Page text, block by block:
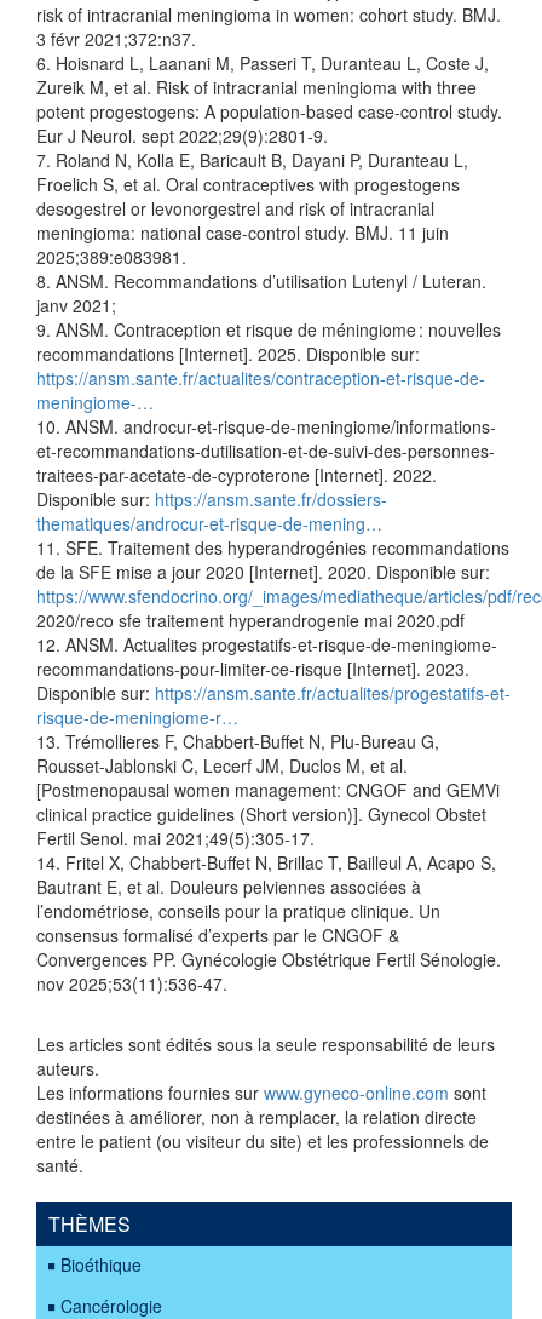
risk of intracranial meningioma in women: cohort study. BMJ.
3 févr 2021;372:n37.
6. Hoisnard L, Laanani M, Passeri T, Duranteau L, Coste J,
Zureik M, et al. Risk of intracranial meningioma with three
potent progestogens: A population-based case-control study.
Eur J Neurol. sept 2022;29(9):2801‑9.
7. Roland N, Kolla E, Baricault B, Dayani P, Duranteau L,
Froelich S, et al. Oral contraceptives with progestogens
desogestrel or levonorgestrel and risk of intracranial
meningioma: national case-control study. BMJ. 11 juin
2025;389:e083981.
8. ANSM. Recommandations d’utilisation Lutenyl / Luteran.
janv 2021;
9. ANSM. Contraception et risque de méningiome : nouvelles
recommandations [Internet]. 2025. Disponible sur:
https://ansm.sante.fr/actualites/contraception-et-risque-de-
meningiome-…
10. ANSM. androcur-et-risque-de-meningiome/informations-
et-recommandations-dutilisation-et-de-suivi-des-personnes-
traitees-par-acetate-de-cyproterone [Internet]. 2022.
Disponible sur: https://ansm.sante.fr/dossiers-
thematiques/androcur-et-risque-de-mening…
11. SFE. Traitement des hyperandrogénies recommandations
de la SFE mise a jour 2020 [Internet]. 2020. Disponible sur:
https://www.sfendocrino.org/_images/mediatheque/articles/pdf/
2020/reco sfe traitement hyperandrogenie mai 2020.pdf
12. ANSM. Actualites progestatifs-et-risque-de-meningiome-
recommandations-pour-limiter-ce-risque [Internet]. 2023.
Disponible sur: https://ansm.sante.fr/actualites/progestatifs-et-
risque-de-meningiome-r…
13. Trémollieres F, Chabbert-Buffet N, Plu-Bureau G,
Rousset-Jablonski C, Lecerf JM, Duclos M, et al.
[Postmenopausal women management: CNGOF and GEMVi
clinical practice guidelines (Short version)]. Gynecol Obstet
Fertil Senol. mai 2021;49(5):305‑17.
14. Fritel X, Chabbert-Buffet N, Brillac T, Bailleul A, Acapo S,
Bautrant E, et al. Douleurs pelviennes associées à
l’endométriose, conseils pour la pratique clinique. Un
consensus formalisé d’experts par le CNGOF &
Convergences PP. Gynécologie Obstétrique Fertil Sénologie.
nov 2025;53(11):536‑47.
Les articles sont édités sous la seule responsabilité de leurs
auteurs.
Les informations fournies sur www.gyneco-online.com sont
destinées à améliorer, non à remplacer, la relation directe
entre le patient (ou visiteur du site) et les professionnels de
santé.
THÈMES
Bioéthique
Cancérologie